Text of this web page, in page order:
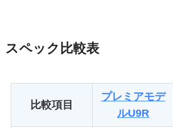
スペック比較表
比較項目
プレミアモデ
ルU9R